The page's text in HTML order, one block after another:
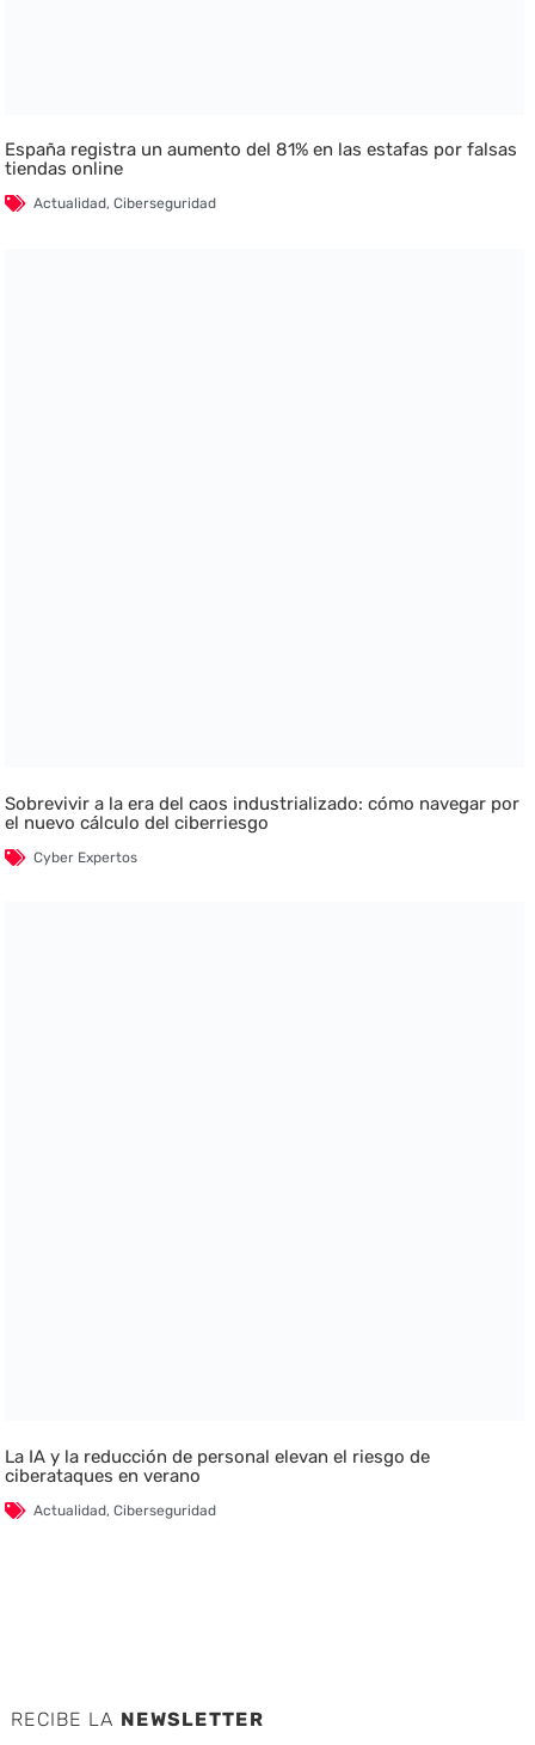
España registra un aumento del 81% en las estafas por falsas
tiendas online
Actualidad,Ciberseguridad
Sobrevivir a la era del caos industrializado: cómo navegar por
el nuevo cálculo del ciberriesgo
Cyber Expertos
La IA y la reducción de personal elevan el riesgo de
ciberataques en verano
Actualidad,Ciberseguridad
RECIBE LA NEWSLETTER